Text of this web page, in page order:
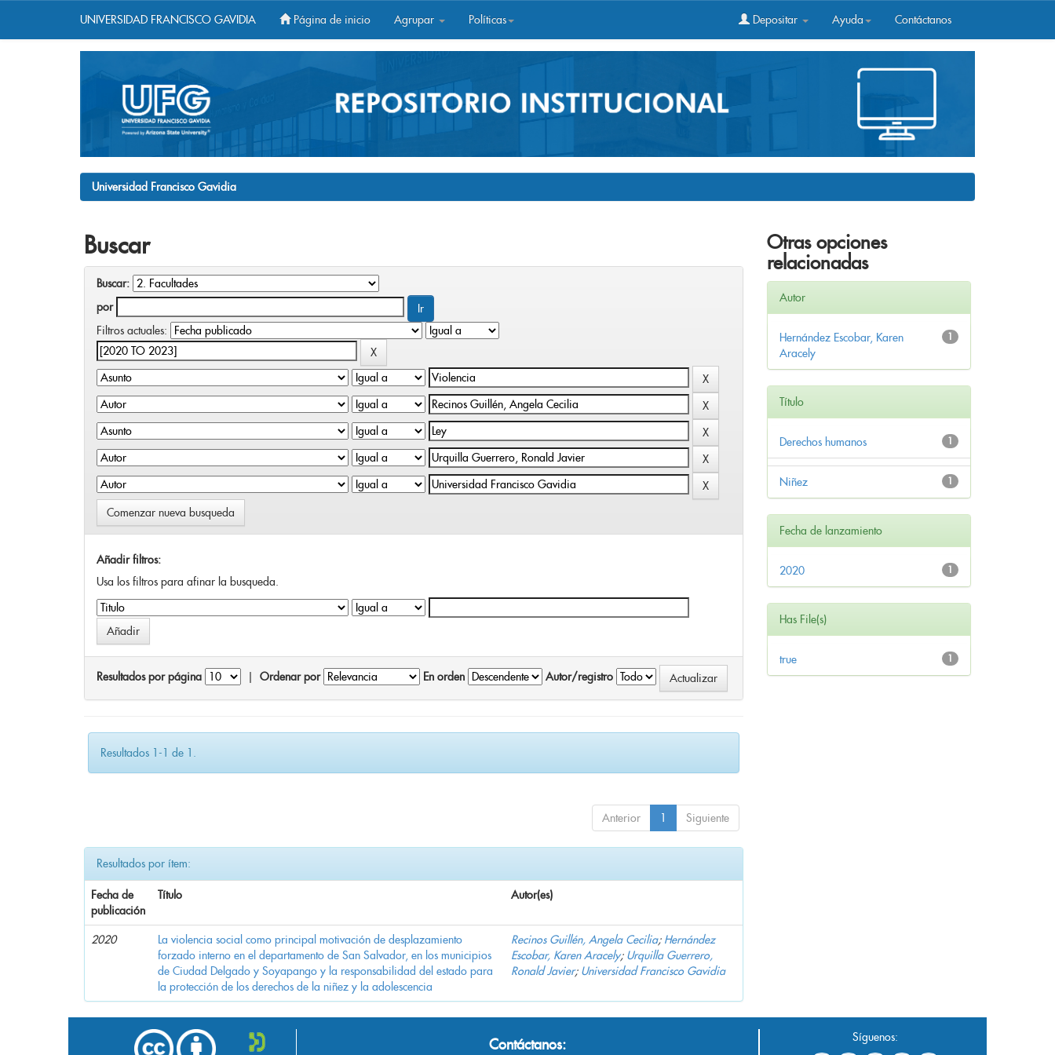
UNIVERSIDAD FRANCISCO GAVIDIA Página de inicio Agrupar Políticas Depositar Ayuda Contáctanos
Universidad Francisco Gavidia
Buscar
Buscar:
por
Filtros actuales:
Comenzar nueva busqueda
Añadir filtros:
Usa los filtros para afinar la busqueda.
Resultados por página Ordenar por En orden Autor/registro
Resultados 1-1 de 1.
Anterior 1 Siguiente
Resultados por ítem:
Fecha de
publicación
Título Autor(es)
2020
La violencia social como principal motivación de desplazamiento
forzado interno en el departamento de San Salvador, en los municipios
de Ciudad Delgado y Soyapango y la responsabilidad del estado para
la protección de los derechos de la niñez y la adolescencia
Recinos Guillén, Angela Cecilia; Hernández
Escobar, Karen Aracely; Urquilla Guerrero,
Ronald Javier; Universidad Francisco Gavidia
Otras opciones
relacionadas
Autor
1
Hernández Escobar, Karen
Aracely
Título
1
Derechos humanos
1
Niñez
Fecha de lanzamiento
1
2020
Has File(s)
1
true
Contáctanos: Síguenos: